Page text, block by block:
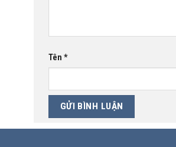
Tên *